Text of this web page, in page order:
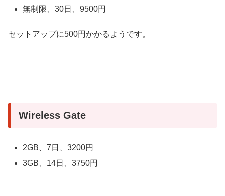
無制限、30日、9500円
セットアップに500円かかるようです。
Wireless Gate
2GB、7日、3200円
3GB、14日、3750円